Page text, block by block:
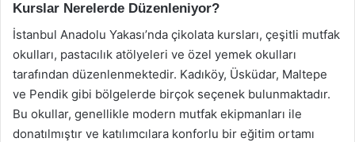
Kurslar Nerelerde Düzenleniyor?
İstanbul Anadolu Yakası’nda çikolata kursları, çeşitli mutfak
okulları, pastacılık atölyeleri ve özel yemek okulları
tarafından düzenlenmektedir. Kadıköy, Üsküdar, Maltepe
ve Pendik gibi bölgelerde birçok seçenek bulunmaktadır.
Bu okullar, genellikle modern mutfak ekipmanları ile
donatılmıştır ve katılımcılara konforlu bir eğitim ortamı